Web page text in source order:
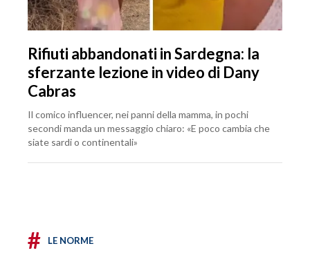
Rifiuti abbandonati in Sardegna: la
sferzante lezione in video di Dany
Cabras
Il comico influencer, nei panni della mamma, in pochi
secondi manda un messaggio chiaro: «E poco cambia che
siate sardi o continentali»
# LE NORME